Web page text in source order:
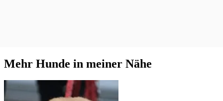
Mehr Hunde in meiner Nähe